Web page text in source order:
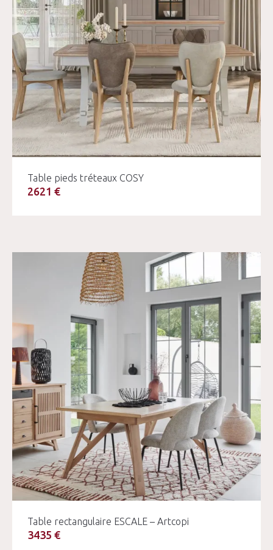
Table pieds tréteaux COSY
2621 €
Table rectangulaire ESCALE – Artcopi
3435 €